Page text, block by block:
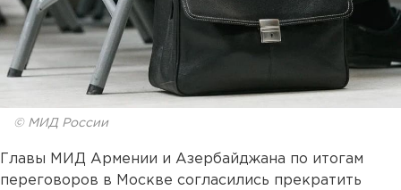
© МИД России
Главы МИД Армении и Азербайджана по итогам
переговоров в Москве согласились прекратить